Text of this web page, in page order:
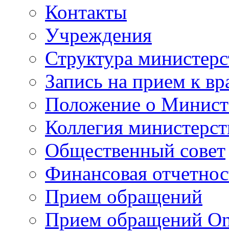
Контакты
Учреждения
Структура
Запись на прием к
Положение о
Коллегия
Общественный совет
Финансовая
Прием обращений
Прием обращений